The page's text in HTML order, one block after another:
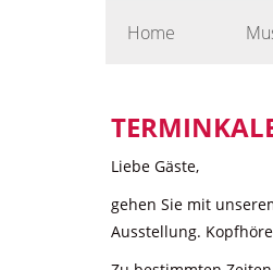
Home
Liebe Gäste,
gehen Sie mit
Ausstellung.